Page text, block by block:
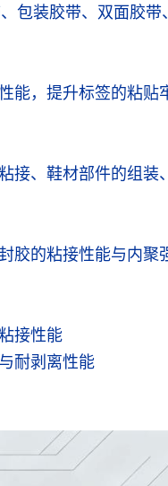
包装胶带、双面胶
，提升标签的粘贴
、鞋材部件的组
胶的粘接性能与内
接性能
耐剥离性能